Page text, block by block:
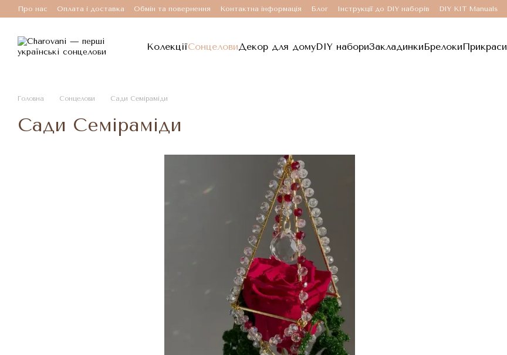
Перейти до основного контенту
Про нас Оплата і доставка Обмін та повернення Контактна інформація Блог Інструкції до DIY наборів DIY KIT Manuals
КолекціїСонцеловиДекор для домуDIY набориЗакладинкиБрелокиПрикраси
Головна Сонцелови Сади Семіраміди
Сади Семіраміди